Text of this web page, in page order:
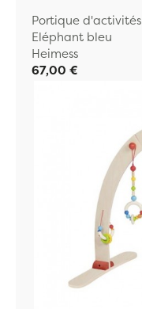
Portique d'activités
Eléphant bleu
Heimess
67,00 €